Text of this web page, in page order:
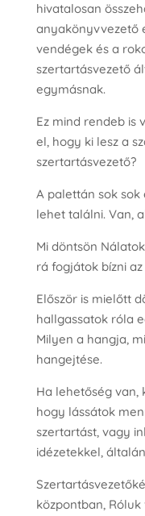
hivatalosan
anyakönyvvezető
vendégek és a
szertartásvezető
egymásnak.
Ez mind rendeb is
el, hogy ki lesz a
szertartásvezető?
A palettán sok
lehet találni. Van,
Mi döntsön
rá fogjátok bízni
Először is mielőtt
hallgassatok róla
Milyen a hangja,
hangejtése.
Ha lehetőség van,
hogy lássátok
szertartást, vagy
idézetekkel,
központban,